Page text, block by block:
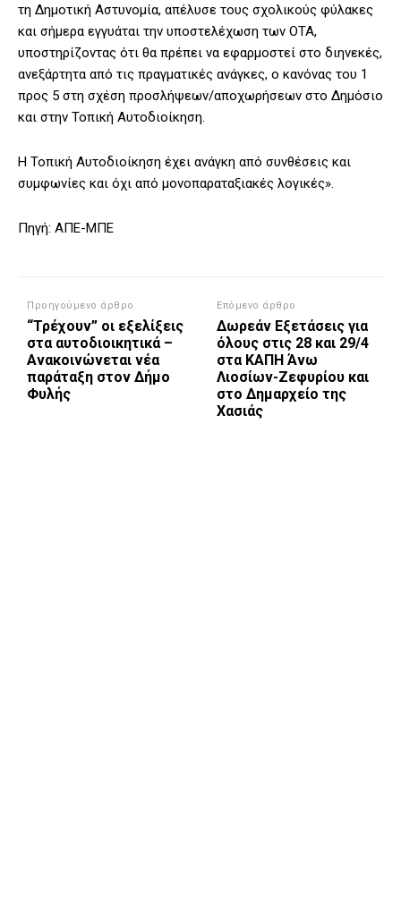
τη Δημοτική Αστυνομία, απέλυσε τους σχολικούς φύλακες
και σήμερα εγγυάται την υποστελέχωση των ΟΤΑ,
υποστηρίζοντας ότι θα πρέπει να εφαρμοστεί στο διηνεκές,
ανεξάρτητα από τις πραγματικές ανάγκες, ο κανόνας του 1
προς 5 στη σχέση προσλήψεων/αποχωρήσεων στο Δημόσιο
και στην Τοπική Αυτοδιοίκηση.
Η Τοπική Αυτοδιοίκηση έχει ανάγκη από συνθέσεις και
συμφωνίες και όχι από μονοπαραταξιακές λογικές».
Πηγή: ΑΠΕ-ΜΠΕ
Προηγούμενο άρθρο
“Τρέχουν” οι εξελίξεις
στα αυτοδιοικητικά –
Ανακοινώνεται νέα
παράταξη στον Δήμο
Φυλής
Επόμενο άρθρο
Δωρεάν Εξετάσεις για
όλους στις 28 και 29/4
στα ΚΑΠΗ Άνω
Λιοσίων-Ζεφυρίου και
στο Δημαρχείο της
Χασιάς